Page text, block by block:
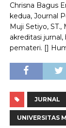
Chrisna Bagus
kedua, Journal
Muji Setiyo,
akreditasi
pemateri. []
JURNAL
UNIVERSITAS